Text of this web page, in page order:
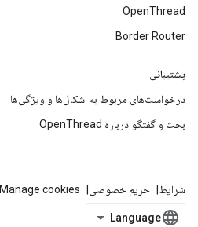
OpenThread
Border Router
پشتیبانی
درخواست‌های مربوط به اشکال‌ها و ویژگی‌ها
بحث و گفتگو درباره OpenThread
شرایط حریم خصوصی Manage cookies